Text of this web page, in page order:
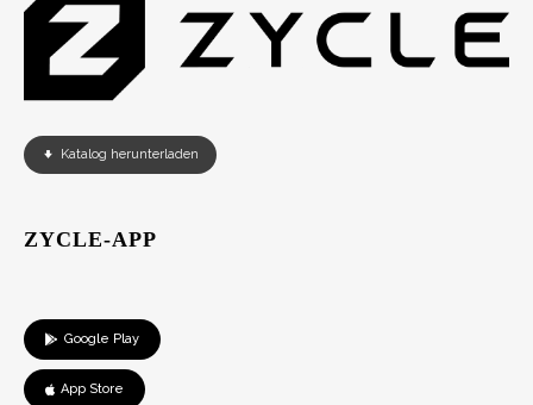
Katalog herunterladen
ZYCLE-APP
Google Play
App Store